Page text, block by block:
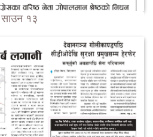
साउन १३